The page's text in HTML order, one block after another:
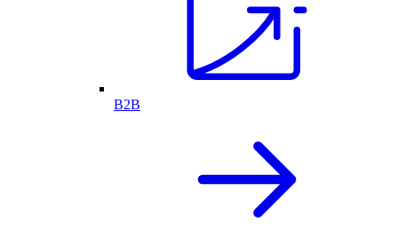
B2B